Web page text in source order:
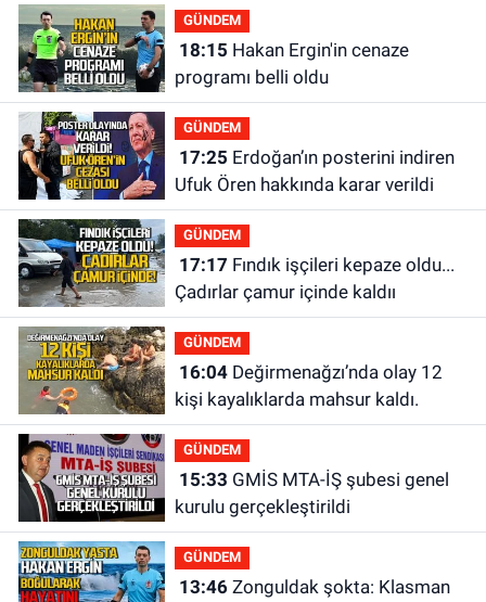
GÜNDEM
18:15
programı belli oldu
GÜNDEM
17:25
Ufuk Ören hakkında karar verildi
GÜNDEM
17:17
Çadırlar çamur içinde kaldıı
GÜNDEM
16:04Değirmenağzı’nda olay 12
kişi kayalıklarda mahsur kaldı.
GÜNDEM
15:33
kurulu gerçekleştirildi
GÜNDEM
13:46Zonguldak şokta: Klasman